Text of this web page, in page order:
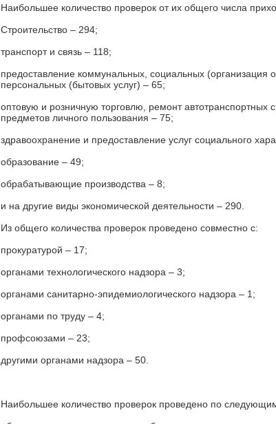
Наибольшее количество проверок от их общего числа
Строительство – 294;
транспорт и связь – 118;
предоставление коммунальных, социальных (организация
персональных (бытовых услуг) – 65;
оптовую и розничную торговлю, ремонт автотранспортных
предметов личного пользования – 75;
здравоохранение и предоставление услуг социального
образование – 49;
обрабатывающие производства – 8;
и на другие виды экономической деятельности – 290.
Из общего количества проверок проведено совместно с:
прокуратурой – 17;
органами технологического надзора – 3;
органами санитарно-эпидемиологического надзора – 1;
органами по труду – 4;
профсоюзами – 23;
другими органами надзора – 50.
Наибольшее количество проверок проведено по